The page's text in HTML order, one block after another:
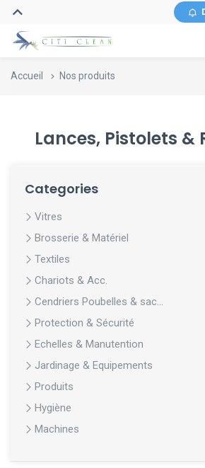
Accueil Nos produits
Lances, Pistolets &
Categories
Vitres
Brosserie & Matériel
Textiles
Chariots & Acc.
Cendriers Poubelles & sac...
Protection & Sécurité
Echelles & Manutention
Jardinage & Equipements
Produits
Hygiène
Machines